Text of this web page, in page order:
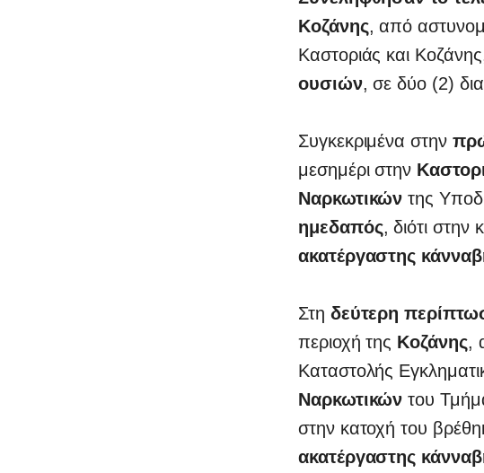
Κοζάνης, από
Καστοριάς και
ουσιών, σε δύο (2)
Συγκεκριμένα στην
μεσημέρι στην
Ναρκωτικών της
ημεδαπός, διότι στην
ακατέργαστης
Στη δεύτερη
περιοχή της Κοζάνης,
Καταστολής
Ναρκωτικών του
στην κατοχή του
ακατέργαστης